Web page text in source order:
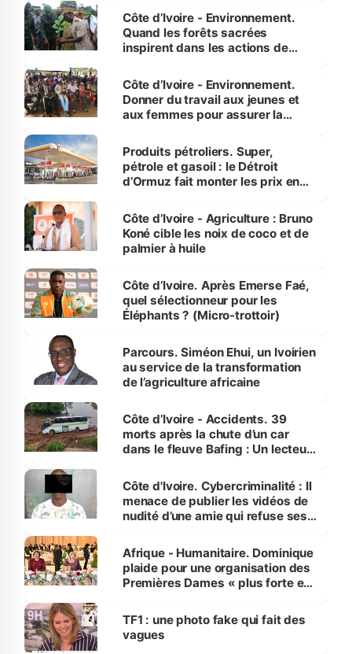
Côte d’Ivoire - Environnement.
Quand les forêts sacrées
inspirent dans les actions de
Côte d’Ivoire - Environnement.
Donner du travail aux jeunes et
aux femmes pour assurer la
menacées
Produits pétroliers. Super,
pétrole et gasoil : le Détroit
d’Ormuz fait monter les prix en
Côte d’Ivoire - Agriculture : Bruno
Koné cible les noix de coco et de
palmier à huile
Côte d’Ivoire. Après Emerse Faé,
quel sélectionneur pour les
Éléphants ? (Micro-trottoir)
Parcours. Siméon Ehui, un Ivoirien
au service de la transformation
de l’agriculture africaine
Côte d’Ivoire - Accidents. 39
morts après la chute d’un car
dans le fleuve Bafing : Un lecteur
des Transports
Côte d'Ivoire. Cybercriminalité : Il
menace de publier les vidéos de
nudité d’une amie qui refuse ses
Afrique - Humanitaire. Dominique
plaide pour une organisation des
Premières Dames « plus forte et
sur la scène internationale »
TF1 : une photo fake qui fait des
vagues